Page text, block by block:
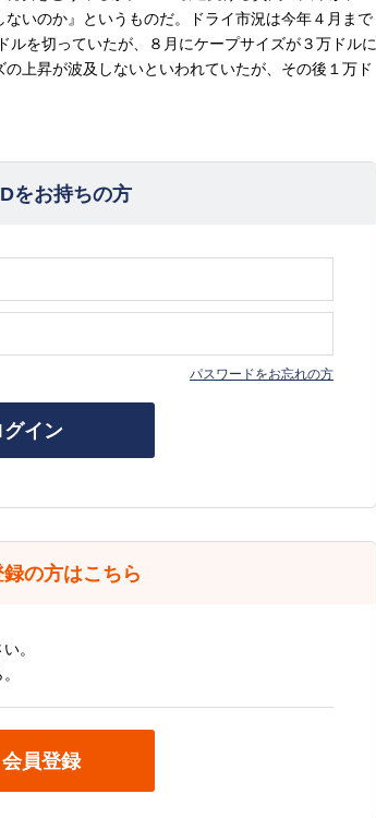
ないのか』というものだ。ドライ市況は今年４月まで
を切っていたが、８月にケープサイズが３万ドルに
上昇が波及しないといわれていたが、その後１万ド
をお持ちの方
パスワードをお忘れの方
グイン
の方はこちら
。
会員登録